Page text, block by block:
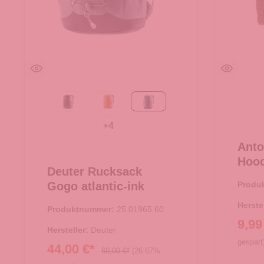
Black amber-mapleatlantic-ink
+4
Deuter Rucksack
Gogo atlantic-ink
Produktnummer: 25.01965.60
Hersteller: Deuter
44,00 €* 60,00 €* (26.67%